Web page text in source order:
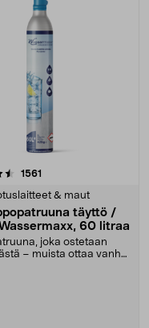
1561
& maut
täyttö /
60 litraa
joka ostetaan
– muista ottaa vanha
4.5viidestä